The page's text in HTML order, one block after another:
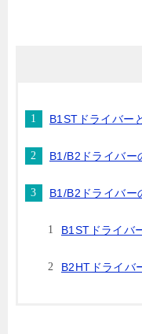
B1STドライバー
B1/B2ドライバー
B1/B2ドライバー
B1STドライバ
B2HTドライバ